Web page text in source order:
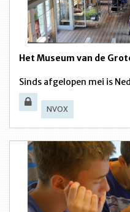
Het Museum van de
Sinds afgelopen mei is
NVOX